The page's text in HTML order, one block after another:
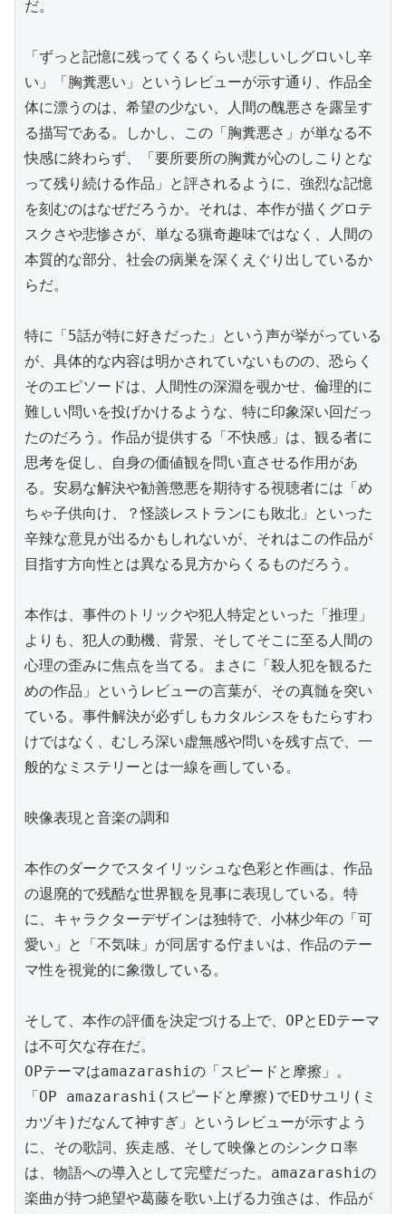
だ。
「ずっと記憶に残ってくるくらい悲しいしグロいし辛
い」「胸糞悪い」というレビューが示す通り、作品全
体に漂うのは、希望の少ない、人間の醜悪さを露呈す
る描写である。しかし、この「胸糞悪さ」が単なる不
快感に終わらず、「要所要所の胸糞が心のしこりとな
って残り続ける作品」と評されるように、強烈な記憶
を刻むのはなぜだろうか。それは、本作が描くグロテ
スクさや悲惨さが、単なる猟奇趣味ではなく、人間の
本質的な部分、社会の病巣を深くえぐり出しているか
らだ。
特に「5話が特に好きだった」という声が挙がっている
が、具体的な内容は明かされていないものの、恐らく
そのエピソードは、人間性の深淵を覗かせ、倫理的に
難しい問いを投げかけるような、特に印象深い回だっ
たのだろう。作品が提供する「不快感」は、観る者に
思考を促し、自身の価値観を問い直させる作用があ
る。安易な解決や勧善懲悪を期待する視聴者には「め
ちゃ子供向け、？怪談レストランにも敗北」といった
辛辣な意見が出るかもしれないが、それはこの作品が
目指す方向性とは異なる見方からくるものだろう。
本作は、事件のトリックや犯人特定といった「推理」
よりも、犯人の動機、背景、そしてそこに至る人間の
心理の歪みに焦点を当てる。まさに「殺人犯を観るた
めの作品」というレビューの言葉が、その真髄を突い
ている。事件解決が必ずしもカタルシスをもたらすわ
けではなく、むしろ深い虚無感や問いを残す点で、一
般的なミステリーとは一線を画している。
映像表現と音楽の調和
本作のダークでスタイリッシュな色彩と作画は、作品
の退廃的で残酷な世界観を見事に表現している。特
に、キャラクターデザインは独特で、小林少年の「可
愛い」と「不気味」が同居する佇まいは、作品のテー
マ性を視覚的に象徴している。
そして、本作の評価を決定づける上で、OPとEDテーマ
は不可欠な存在だ。
OPテーマはamazarashiの「スピードと摩擦」。
「OP amazarashi(スピードと摩擦)でEDサユリ(ミ
カヅキ)だなんて神すぎ」というレビューが示すよう
に、その歌詞、疾走感、そして映像とのシンクロ率
は、物語への導入として完璧だった。amazarashiの
楽曲が持つ絶望や葛藤を歌い上げる力強さは、作品が